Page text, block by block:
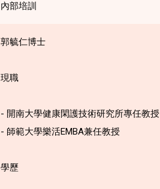
內部培訓
郭毓仁博士
現職
- 開南大學健康閑護技術研究所專任教授
- 師範大學樂活EMBA兼任教授
學歷